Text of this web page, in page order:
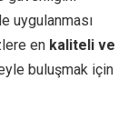
uygulanması
en kaliteli ve
buluşmak için